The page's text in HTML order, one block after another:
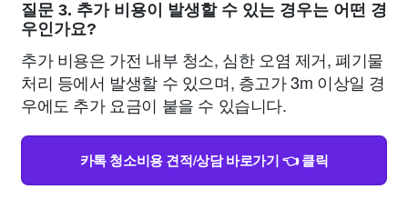
질문 3. 추가 비용이 발생할 수 있는 경우는 어떤 경
우인가요?
추가 비용은 가전 내부 청소, 심한 오염 제거, 폐기물
처리 등에서 발생할 수 있으며, 층고가 3m 이상일 경
우에도 추가 요금이 붙을 수 있습니다.
카톡 청소비용 견적/상담 바로가기 👈 클릭